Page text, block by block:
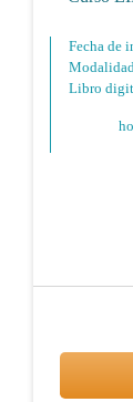
Fecha de
Libro